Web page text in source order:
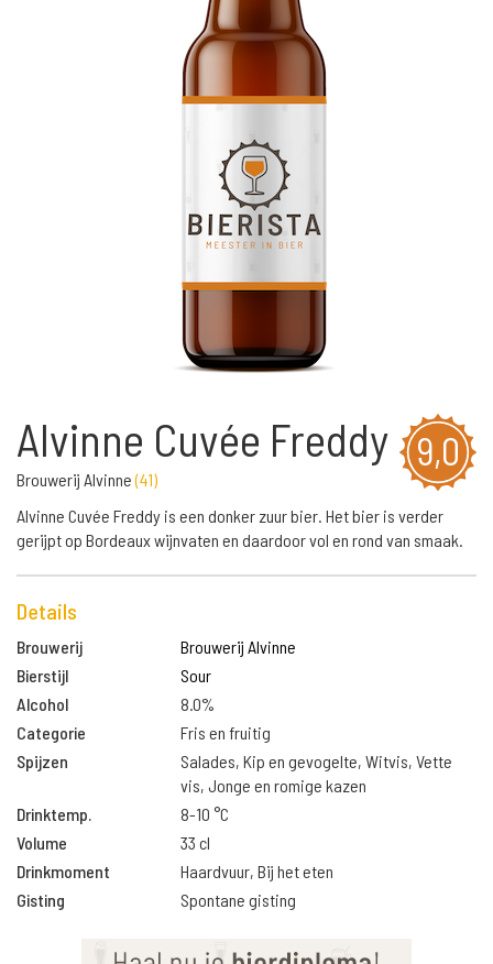
9,0
Alvinne Cuvée Freddy
Brouwerij Alvinne(41)
Alvinne Cuvée Freddy is een donker zuur bier. Het bier is verder
gerijpt op Bordeaux wijnvaten en daardoor vol en rond van smaak.
Details
Brouwerij
Brouwerij Alvinne
Bierstijl
Sour
Alcohol
8.0%
Categorie
Fris en fruitig
Spijzen
Salades, Kip en gevogelte, Witvis, Vette
vis, Jonge en romige kazen
Drinktemp.
8-10 °C
Volume
33 cl
Drinkmoment
Haardvuur, Bij het eten
Gisting
Spontane gisting